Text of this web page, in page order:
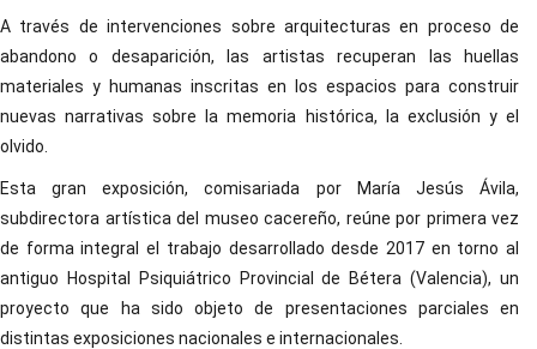
A través de intervenciones sobre arquitecturas en proceso de
abandono o desaparición, las artistas recuperan las huellas
materiales y humanas inscritas en los espacios para construir
nuevas narrativas sobre la memoria histórica, la exclusión y el
olvido.
Esta gran exposición, comisariada por María Jesús Ávila,
subdirectora artística del museo cacereño, reúne por primera vez
de forma integral el trabajo desarrollado desde 2017 en torno al
antiguo Hospital Psiquiátrico Provincial de Bétera (Valencia), un
proyecto que ha sido objeto de presentaciones parciales en
distintas exposiciones nacionales e internacionales.